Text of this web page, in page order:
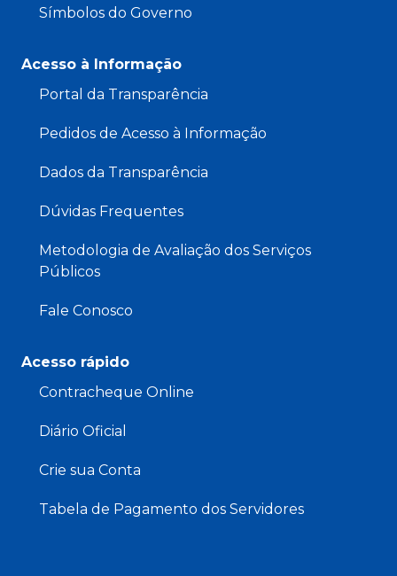
Símbolos do Governo
Acesso à Informação
Portal da Transparência
Pedidos de Acesso à Informação
Dados da Transparência
Dúvidas Frequentes
Metodologia de Avaliação dos Serviços
Públicos
Fale Conosco
Acesso rápido
Contracheque Online
Diário Oficial
Crie sua Conta
Tabela de Pagamento dos Servidores